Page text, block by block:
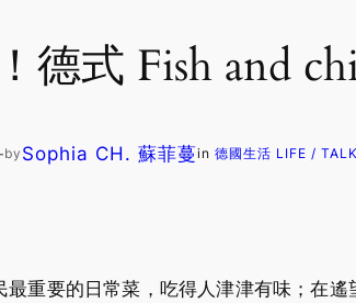
德式 Fish and
by Sophia CH. 蘇菲蔓in 德國生活 LIFE /
最重要的日常菜，吃得人津津有味；在